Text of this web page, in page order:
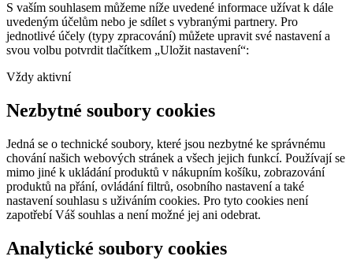
S vaším souhlasem můžeme níže uvedené informace užívat k dále
uvedeným účelům nebo je sdílet s vybranými partnery. Pro
jednotlivé účely (typy zpracování) můžete upravit své nastavení a
svou volbu potvrdit tlačítkem „Uložit nastavení“:
Vždy aktivní
Nezbytné soubory cookies
Jedná se o technické soubory, které jsou nezbytné ke správnému
chování našich webových stránek a všech jejich funkcí. Používají se
mimo jiné k ukládání produktů v nákupním košíku, zobrazování
produktů na přání, ovládání filtrů, osobního nastavení a také
nastavení souhlasu s uživáním cookies. Pro tyto cookies není
zapotřebí Váš souhlas a není možné jej ani odebrat.
Analytické soubory cookies